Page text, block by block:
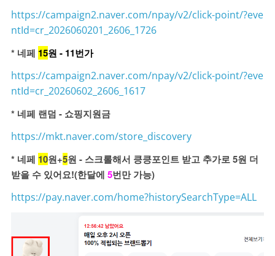
https://campaign2.naver.com/npay/v2/click-point/?eve
ntId=cr_2026060201_2606_1726
* 네페 15원 - 11번가
https://campaign2.naver.com/npay/v2/click-point/?eve
ntId=cr_20260602_2606_1617
* 네페 랜덤 - 쇼핑지원금
https://mkt.naver.com/store_discovery
* 네페 10원+5원 - 스크롤해서 킁킁포인트 받고 추가로 5원 더
받을 수 있어요!(한달에5번만 가능)
https://pay.naver.com/home?historySearchType=ALL